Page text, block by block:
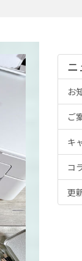
ニ
お
ご
キ
コ
更